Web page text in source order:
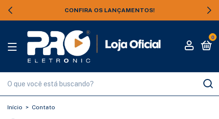
CONFIRA OS LANÇAMENTOS!
0
Início > Contato